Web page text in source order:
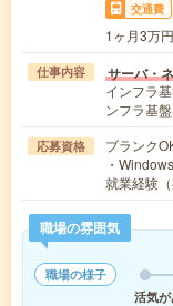
交通費
1ヶ月3万
仕事内容 サーバ・
インフラ
ンフラ基
応募資格
ブランク
・
就業経験
職場の雰囲気
職場の様子
活気が